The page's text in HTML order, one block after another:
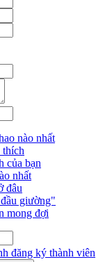
nào nhất
thích
của bạn
nhất
đâu
giường"
mong đợi
đăng ký thành viên